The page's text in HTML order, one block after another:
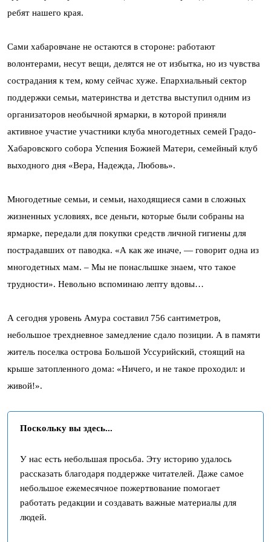
ребят нашего края.
Сами хабаровчане не остаются в стороне: работают
волонтерами, несут вещи, делятся не от избытка, но из чувства
сострадания к тем, кому сейчас хуже. Епархиальный сектор
поддержки семьи, материнства и детства выступил одним из
организаторов необычной ярмарки, в которой приняли
активное участие участники клуба многодетных семей Градо-
Хабаровского собора Успения Божией Матери, семейный клуб
выходного дня «Вера, Надежда, Любовь».
Многодетные семьи, и семьи, находящиеся сами в сложных
жизненных условиях, все деньги, которые были собраны на
ярмарке, передали для покупки средств личной гигиены для
пострадавших от паводка. «А как же иначе, — говорит одна из
многодетных мам. – Мы не понаслышке знаем, что такое
трудности». Невольно вспоминаю лепту вдовы…
А сегодня уровень Амура составил 756 сантиметров,
небольшое трехдневное замедление сдало позиции. А в памяти
житель поселка острова Большой Уссурийский, стоящий на
крыше затопленного дома: «Ничего, и не такое проходил: и
живой!».
Поскольку вы здесь...
У нас есть небольшая просьба. Эту историю удалось
рассказать благодаря поддержке читателей. Даже самое
небольшое ежемесячное пожертвование помогает
работать редакции и создавать важные материалы для
людей.